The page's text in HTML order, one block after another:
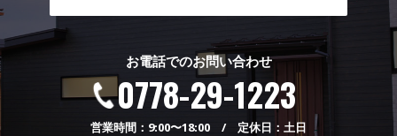
お電話でのお問い合わせ
0778-29-1223
営業時間：9:00〜18:00 / 定休日：土日